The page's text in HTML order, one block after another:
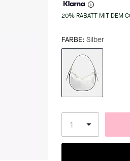
20% RABATT MIT DEM
FARBE: Silber